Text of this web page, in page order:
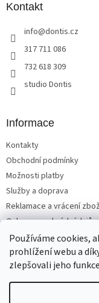
Používáme cookies,
prohlížení webu a
zlepšovali jeho
Kontakt
info@dontis.cz
317 711 086
732 618 309
studio Dontis
Informace
Kontakty
Obchodní podmínky
Možnosti platby
Služby a doprava
Reklamace a vrácení
Ochrana osobních údajů